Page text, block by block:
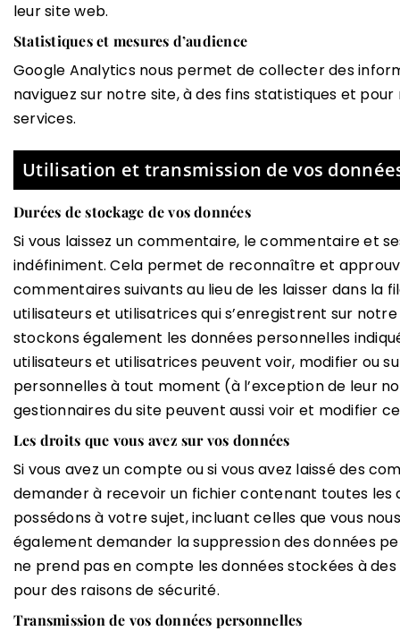
leur site web.
Statistiques et mesures d’audience
Google Analyticsnous permet de collecter des
naviguez sur notre site, à des fins statistiques et
services.
Utilisation et transmission de vos
Durées de stockage de vos données
Si vous laissez un commentaire, le commentaire et
indéfiniment. Cela permet de reconnaître et
commentaires suivants au lieu de les laisser dans la
utilisateurs et utilisatrices qui s’enregistrent sur
stockons également les données personnelles
utilisateurs et utilisatrices peuvent voir, modifier ou
personnelles à tout moment (à l’exception de leur
gestionnaires du site peuvent aussi voir et modifier
Les droits que vous avez sur vos données
Si vous avez un compte ou si vous avez laissé des
demander à recevoir un fichier contenant toutes les
possédons à votre sujet, incluant celles que vous
également demander la suppression des données
ne prend pas en compte les données stockées à
pour des raisons de sécurité.
Transmission de vos données personnelles